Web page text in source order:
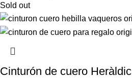
Sold out
Cinturón de cuero Heràldic